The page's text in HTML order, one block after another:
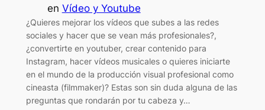
en Vídeo y Youtube
¿Quieres mejorar los vídeos que subes a las redes
sociales y hacer que se vean más profesionales?,
¿convertirte en youtuber, crear contenido para
Instagram, hacer vídeos musicales o quieres iniciarte
en el mundo de la producción visual profesional como
cineasta (filmmaker)? Estas son sin duda alguna de las
preguntas que rondarán por tu cabeza y…